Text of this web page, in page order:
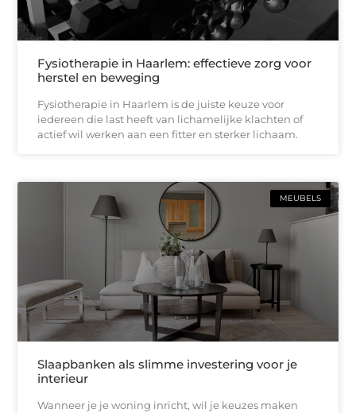
Fysiotherapie in Haarlem: effectieve zorg voor
herstel en beweging
Fysiotherapie in Haarlem is de juiste keuze voor
iedereen die last heeft van lichamelijke klachten of
actief wil werken aan een fitter en sterker lichaam.
MEUBELS
Slaapbanken als slimme investering voor je
interieur
Wanneer je je woning inricht, wil je keuzes maken